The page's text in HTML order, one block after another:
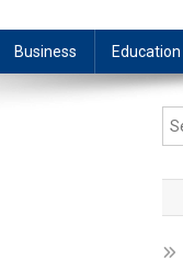
Business Education